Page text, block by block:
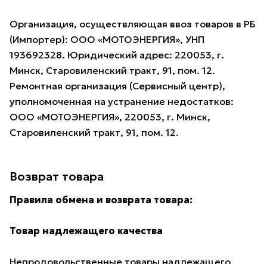
Организация, осуществляющая ввоз товаров в РБ
(Импортер): ООО «МОТОЭНЕРГИЯ», УНП
193692328. Юридический адрес: 220053, г.
Минск, Старовиленский тракт, 91, пом. 12.
Ремонтная организация (Сервисный центр),
уполномоченная на устранение недостатков:
ООО «МОТОЭНЕРГИЯ», 220053, г. Минск,
Старовиленский тракт, 91, пом. 12.
Возврат товара
Правила обмена и возврата товара:
Товар надлежащего качества